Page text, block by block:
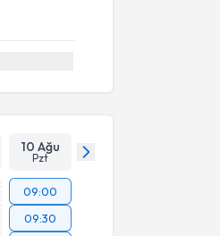
10 Ağu
Pzt
09:00
09:30